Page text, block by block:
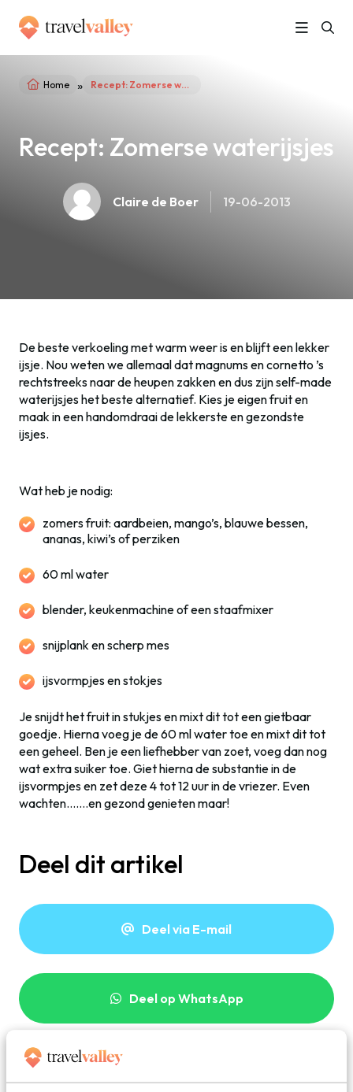
Home » Recept: Zomerse waterijsjes
Recept: Zomerse waterijsjes
Claire de Boer 19-06-2013
De beste verkoeling met warm weer is en blijft een lekker
ijsje. Nou weten we allemaal dat magnums en cornetto ’s
rechtstreeks naar de heupen zakken en dus zijn self-made
waterijsjes het beste alternatief. Kies je eigen fruit en
maak in een handomdraai de lekkerste en gezondste
ijsjes.
Wat heb je nodig:
zomers fruit: aardbeien, mango’s, blauwe bessen,
ananas, kiwi’s of perziken
60 ml water
blender, keukenmachine of een staafmixer
snijplank en scherp mes
ijsvormpjes en stokjes
Je snijdt het fruit in stukjes en mixt dit tot een gietbaar
goedje. Hierna voeg je de 60 ml water toe en mixt dit tot
een geheel. Ben je een liefhebber van zoet, voeg dan nog
wat extra suiker toe. Giet hierna de substantie in de
ijsvormpjes en zet deze 4 tot 12 uur in de vriezer. Even
wachten…….en gezond genieten maar!
Deel dit artikel
Deel via E-mail
Deel op WhatsApp